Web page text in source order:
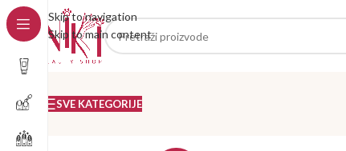
Skip to navigation
Skip to main content
SVE KATEGORIJE